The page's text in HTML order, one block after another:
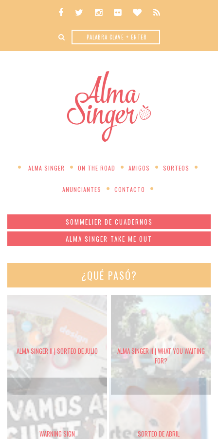
ALMA SINGER ON THE ROAD AMIGOS SORTEOS
ANUNCIANTES CONTACTO
SOMMELIER DE CUADERNOS
ALMA SINGER TAKE ME OUT
¿QUÉ PASÓ?
ALMA SINGER II | SORTEO DE JULIO
ALMA SINGER II | WHAT YOU WAITING
FOR?
WARNING SIGN SORTEO DE ABRIL